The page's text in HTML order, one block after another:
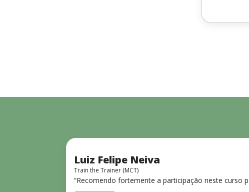
Luiz Felipe Neiva
Train the Trainer (MCT)
“Recomendo fortemente a participação neste curso